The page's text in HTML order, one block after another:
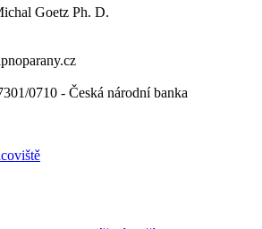
Goetz Ph. D.
0710 - Česká národní banka